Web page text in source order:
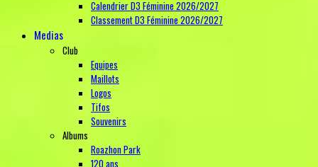
Calendrier D3 Féminine 2026/2027
Classement D3 Féminine 2026/2027
Medias
Club
Equipes
Maillots
Logos
Tifos
Souvenirs
Albums
Roazhon Park
120 ans